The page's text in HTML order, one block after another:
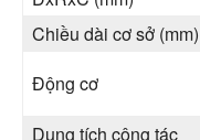
Chiều dài cơ sở (mm)
Động cơ
Dung tích công tác